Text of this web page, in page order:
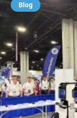
Blog